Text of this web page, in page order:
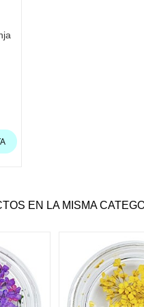
EN LA MISMA